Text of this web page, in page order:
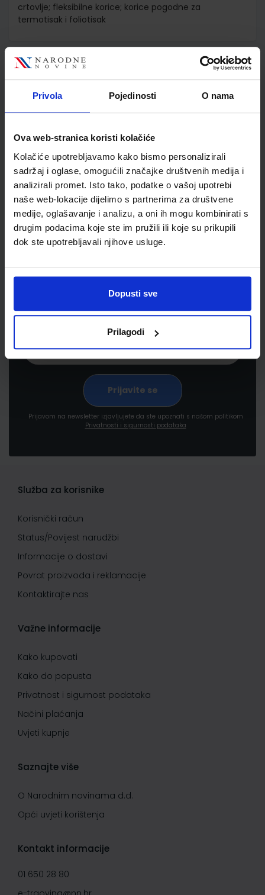
Privola Pojedinosti O nama
Ova web-stranica koristi kolačiće
Kolačiće upotrebljavamo kako bismo personalizirali
sadržaj i oglase, omogućili značajke društvenih medija i
analizirali promet. Isto tako, podatke o vašoj upotrebi
naše web-lokacije dijelimo s partnerima za društvene
medije, oglašavanje i analizu, a oni ih mogu kombinirati s
drugim podacima koje ste im pružili ili koje su prikupili
dok ste upotrebljavali njihove usluge.
Dopusti sve
Prilagodi
crtovlje; fleksibilne korice; korice pogodne za
termotisak i foliotisak
Detalji proizvoda
Šifra proizvoda
586034
Jedinična mjera
Prijavite se kako bi primali informacije o novim
proizvodima i uslugama, akcijama i drugim
pogodnostima
Prijavom na newsletter izjavljujete da ste upoznati s našom politikom
Privatnosti i sigurnosti podataka
Služba za korisnike
Korisnički račun
Status/Povijest narudžbi
Informacije o dostavi
Povrat proizvoda i reklamacije
Kontaktirajte nas
Važne informacije
Kako kupovati
Kako do popusta
Privatnost i sigurnost podataka
Načini plaćanja
Uvjeti kupnje
Saznajte više
O Narodnim novinama d.d.
Opći uvjeti korištenja
Kontakt informacije
01 650 28 80